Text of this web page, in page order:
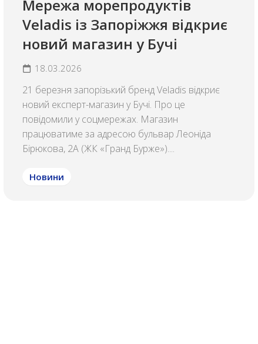
Мережа морепродуктів
Veladis із Запоріжжя відкриє
новий магазин у Бучі
18.03.2026
21 березня запорізький бренд Veladis відкриє
новий експерт-магазин у Бучі. Про це
повідомили у соцмережах. Магазин
працюватиме за адресою бульвар Леоніда
Бірюкова, 2А (ЖК «Гранд Бурже»)....
Новини